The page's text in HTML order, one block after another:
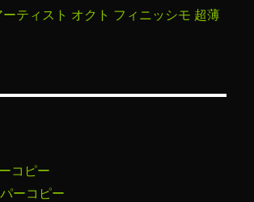
ティスト オクト フィニッシモ 超薄
コピー
ーコピー